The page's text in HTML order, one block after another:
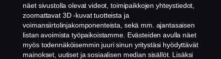
Tulevaisuuden kestävä Scania
näet sivustolla olevat videot, toimipaikkojen yhteystiedot,
zoomattavat 3D -kuvat tuotteista ja
voimansiirtolinjakomponenteista, sekä mm. ajantasaisen
listan avoimista työpaikoistamme. Evästeiden avulla näet
myös todennäköisemmin juuri sinun yritystäsi hyödyttävät
mainokset, uutiset ja sosiaalisen median sisällöt. Lisäksi